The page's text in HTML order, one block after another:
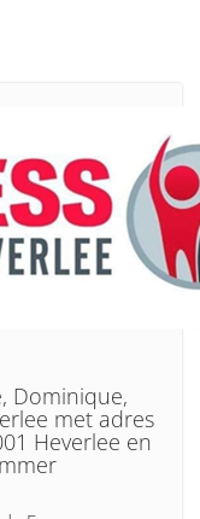
Dominique,
met adres
Heverlee en